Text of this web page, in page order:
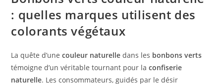
: quelles marques utilisent des
colorants végétaux
La quête d’unecouleur naturelle dans les bonbons verts
témoigne d’un véritable tournant pour laconfiserie
naturelle. Les consommateurs, guidés par le désir